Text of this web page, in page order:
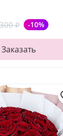
₽ -10%
Заказать